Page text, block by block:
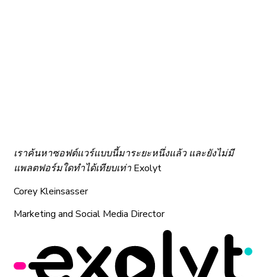
เราค้นหาซอฟต์แวร์แบบนี้มาระยะหนึ่งแล้ว และยังไม่มี
แพลตฟอร์มใดทำได้เทียบเท่า Exolyt
Corey Kleinsasser
Marketing and Social Media Director